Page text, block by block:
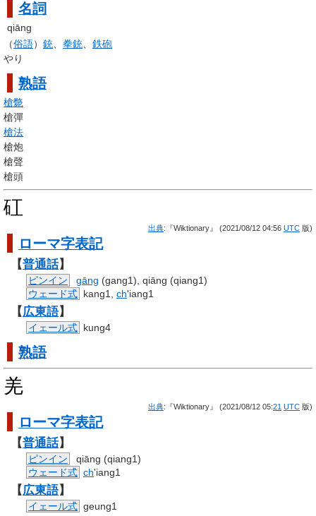
名詞
qiāng
（俗語） 銃 拳銃
鉄砲
やり
熟語
槍斃
槍彈
槍法
槍炮
槍聲
槍頭
矼
出典:『Wiktionary』 (2021/08/12 04:56 UTC 版)
ローマ字表記
【普通話】
ピンイン gāng (gang1), qiāng (qiang1)
ウェード式 kang1, ch'iang1
【広東語】
イェール式 kung4
熟語
羌
出典:『Wiktionary』 (2021/08/12 05:21 UTC 版)
ローマ字表記
【普通話】
ピンイン
qiāng (qiang1)
ウェード式 ch'iang1
【広東語】
イェール式 geung1